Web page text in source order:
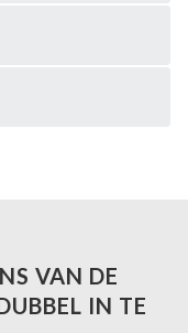
VAN DE
IN TE